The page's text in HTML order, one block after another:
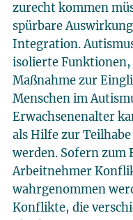
zurecht kommen
spürbare
Integration.
isolierte
Maßnahme zur
Menschen im
Erwachsenenalter
als Hilfe zur
werden. Sofern zum
Arbeitnehmer
wahrgenommen
Konflikte, die